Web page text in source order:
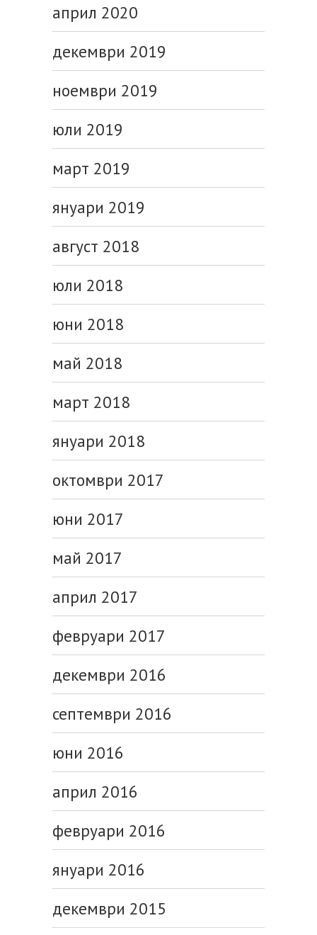
април 2020
декември 2019
ноември 2019
юли 2019
март 2019
януари 2019
август 2018
юли 2018
юни 2018
май 2018
март 2018
януари 2018
октомври 2017
юни 2017
май 2017
април 2017
февруари 2017
декември 2016
септември 2016
юни 2016
април 2016
февруари 2016
януари 2016
декември 2015